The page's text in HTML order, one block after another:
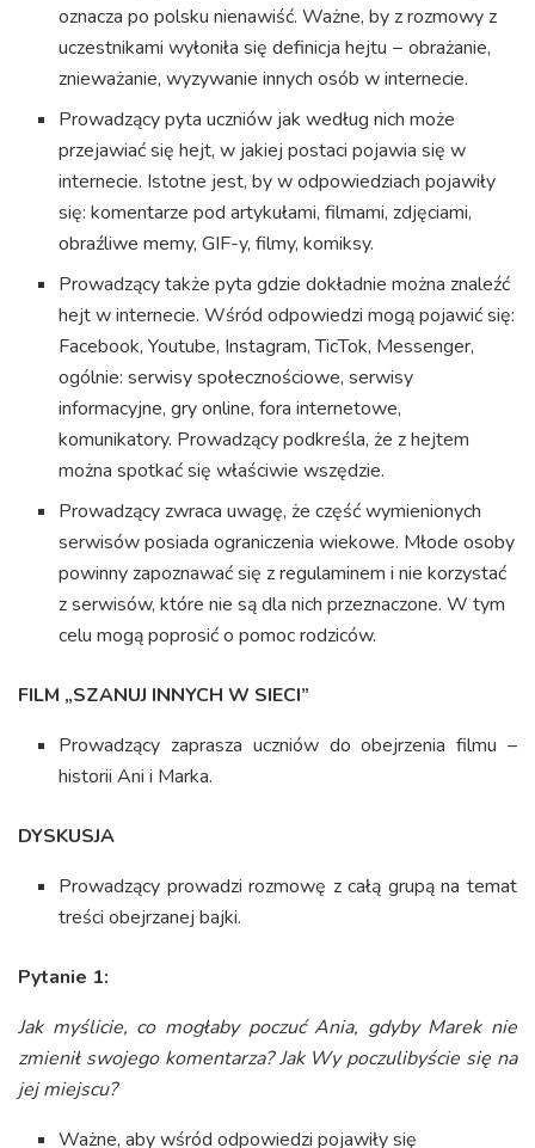
oznacza po polsku nienawiść. Ważne, by z rozmowy z
uczestnikami wyłoniła się definicja hejtu − obrażanie,
znieważanie, wyzywanie innych osób w internecie.
Prowadzący pyta uczniów jak według nich może
przejawiać się hejt, w jakiej postaci pojawia się w
internecie. Istotne jest, by w odpowiedziach pojawiły
się: komentarze pod artykułami, filmami, zdjęciami,
obraźliwe memy, GIF-y, filmy, komiksy.
Prowadzący także pyta gdzie dokładnie można znaleźć
hejt w internecie. Wśród odpowiedzi mogą pojawić się:
Facebook, Youtube, Instagram, TicTok, Messenger,
ogólnie: serwisy społecznościowe, serwisy
informacyjne, gry online, fora internetowe,
komunikatory. Prowadzący podkreśla, że z hejtem
można spotkać się właściwie wszędzie.
Prowadzący zwraca uwagę, że część wymienionych
serwisów posiada ograniczenia wiekowe. Młode osoby
powinny zapoznawać się z regulaminem i nie korzystać
z serwisów, które nie są dla nich przeznaczone. W tym
celu mogą poprosić o pomoc rodziców.
FILM „SZANUJ INNYCH W SIECI”
Prowadzący zaprasza uczniów do obejrzenia filmu –
historii Ani i Marka.
DYSKUSJA
Prowadzący prowadzi rozmowę z całą grupą na temat
treści obejrzanej bajki.
Pytanie 1:
Jak myślicie, co mogłaby poczuć Ania, gdyby Marek nie
zmienił swojego komentarza? Jak Wy poczulibyście się na
jej miejscu?
Ważne, aby wśród odpowiedzi pojawiły się